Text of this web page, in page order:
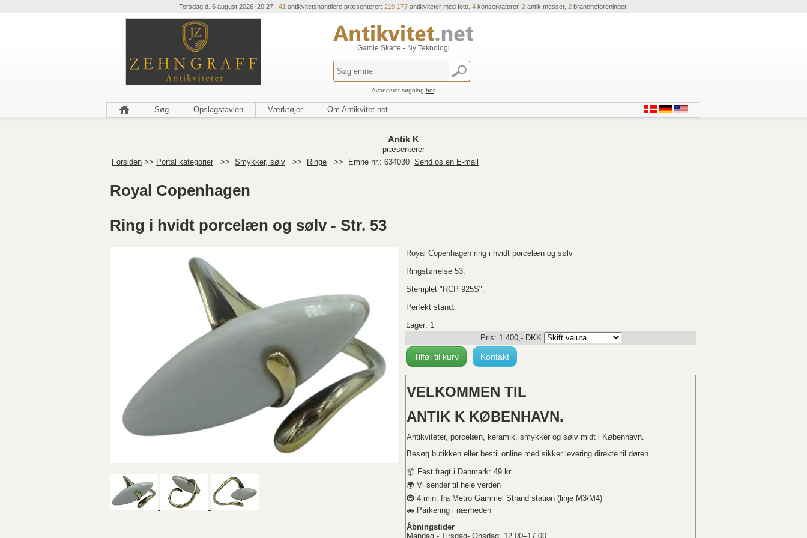
Torsdag d. 6 august 2026 20:27 | 41 antikvitetshandlere præsenterer: 219.177 antikviteter med foto. 4 konservatorer, 2 antik messer, 2 brancheforeninger.
Gamle Skatte - Ny Teknologi
Avanceret søgning her.
Søg Opslagstavlen Værktøjer Om Antikvitet.net
Antik K
præsenterer
Forsiden >> Portal kategorier >> Smykker, sølv >> Ringe >> Emne nr.: 634030 Send os en E-mail
Royal Copenhagen
Ring i hvidt porcelæn og sølv - Str. 53
Royal Copenhagen ring i hvidt porcelæn og sølv
Ringstørrelse 53.
Stemplet "RCP 925S".
Perfekt stand.
Lager: 1
Pris: 1.400,- DKK
Tilføj til kurv Kontakt
VELKOMMEN TIL
ANTIK K KØBENHAVN.
Antikviteter, porcelæn, keramik, smykker og sølv midt i København.
Besøg butikken eller bestil online med sikker levering direkte til døren.
📦 Fast fragt i Danmark: 49 kr.
🌍 Vi sender til hele verden
🚇 4 min. fra Metro Gammel Strand station (linje M3/M4)
🚗 Parkering i nærheden
Åbningstider
Mandag - Tirsdag- Onsdag: 12.00–17.00